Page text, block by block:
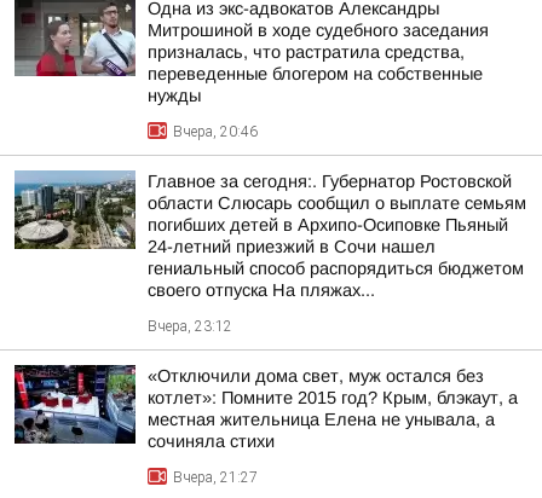
Одна из экс-адвокатов Александры
Митрошиной в ходе судебного заседания
призналась, что растратила средства,
переведенные блогером на собственные
нужды
Вчера, 20:46
Главное за сегодня:. Губернатор Ростовской
области Слюсарь сообщил о выплате семьям
погибших детей в Архипо-Осиповке Пьяный
24-летний приезжий в Сочи нашел
гениальный способ распорядиться бюджетом
своего отпуска На пляжах...
Вчера, 23:12
«Отключили дома свет, муж остался без
котлет»: Помните 2015 год? Крым, блэкаут, а
местная жительница Елена не унывала, а
сочиняла стихи
Вчера, 21:27